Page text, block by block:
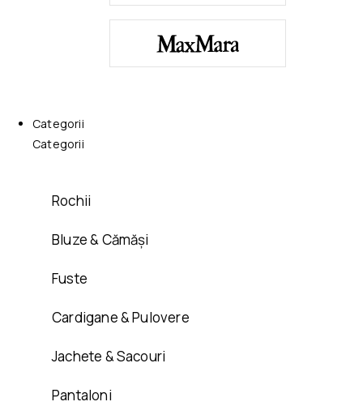
Categorii
Categorii
Rochii
Bluze & Cămăși
Fuste
Cardigane & Pulovere
Jachete & Sacouri
Pantaloni